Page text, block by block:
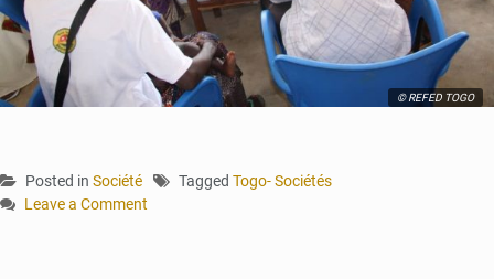
© REFED TOGO
Posted in Société Tagged Togo- Sociétés
Leave a Comment